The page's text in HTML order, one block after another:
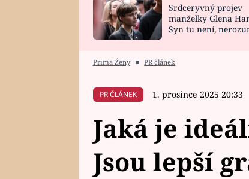
HOROSKOP NA
CELEBRITY
VAŘENÍ
Srdceryvný projev
manželky Glena
Syn tu není,
Prima Ženy ■ PR článek
PR ČLÁNEK 1. prosince 2025 20:33
Jaká je
Jsou lepší